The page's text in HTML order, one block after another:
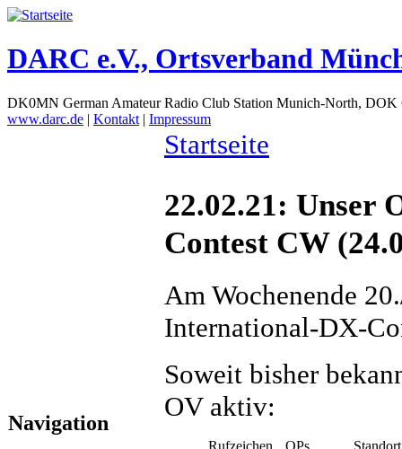
DARC e.V., Ortsverband
DK0MN German Amateur Radio Club Station Munich-North,
www.darc.de | Kontakt | Impressum
Navigation
Startseite
22.02.21: Unser
Contest CW
Am Wochenende
International-DX-
Soweit bisher
OV aktiv:
Rufzeichen OPs
Standort